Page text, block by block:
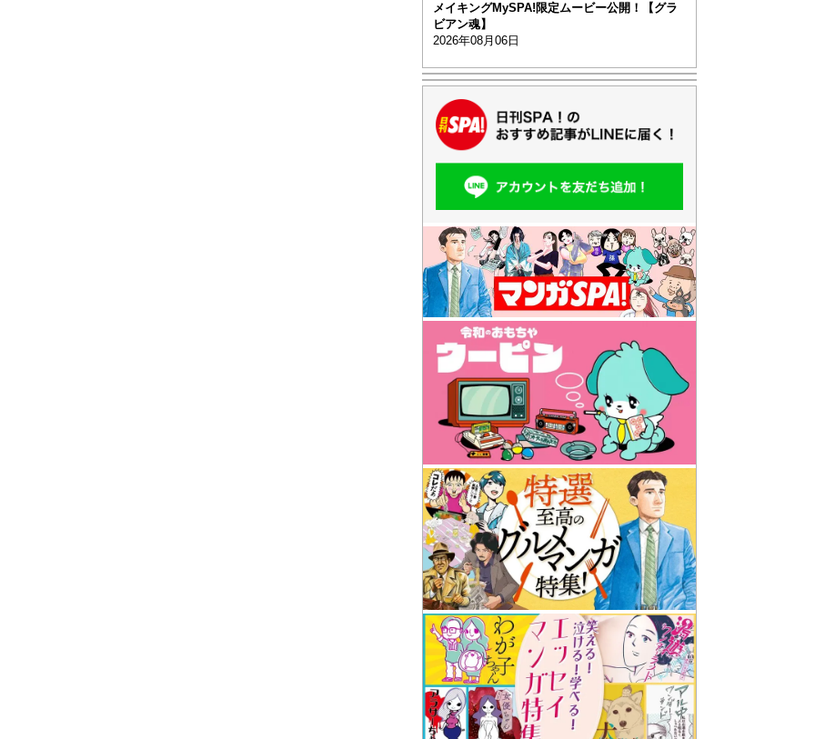
メイキングMySPA!限定ムービー公開！【グラ
ビアン魂】
2026年08月06日